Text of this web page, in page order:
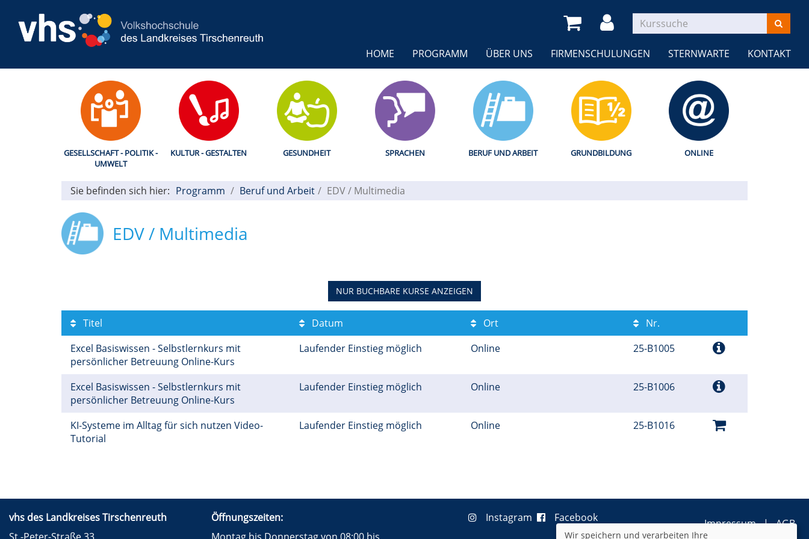
HOME PROGRAMM ÜBER UNS FIRMENSCHULUNGEN STERNWARTE KONTAKT
GESELLSCHAFT - POLITIK -
UMWELT
KULTUR - GESTALTEN GESUNDHEIT SPRACHEN BERUF UND ARBEIT GRUNDBILDUNG ONLINE
Sie befinden sich hier: Programm Beruf und Arbeit EDV / Multimedia
EDV / Multimedia
NUR BUCHBARE KURSE ANZEIGEN
Titel Datum Ort
Nr.
Excel Basiswissen - Selbstlernkurs mit
persönlicher Betreuung Online-Kurs
Laufender Einstieg möglich Online 25-B1005
Excel Basiswissen - Selbstlernkurs mit
persönlicher Betreuung Online-Kurs
Laufender Einstieg möglich Online 25-B1006
KI-Systeme im Alltag für sich nutzen Video-
Tutorial
Laufender Einstieg möglich Online 25-B1016
vhs des Landkreises Tirschenreuth
Öffnungszeiten:
Facebook
Instagram Impressum
AGB
Wir speichern und verarbeiten Ihre